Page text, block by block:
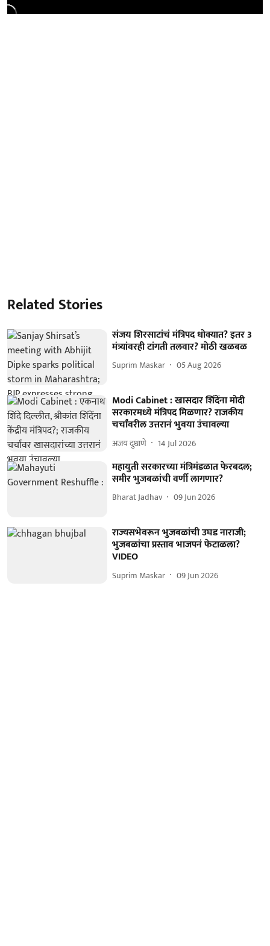
Related Stories
संजय शिरसाटांचं मंत्रिपद धोक्यात? इतर 3
मंत्र्यांवरही टांगती तलवार? मोठी खळबळ
Suprim Maskar 05 Aug 2026
Modi Cabinet : खासदार शिंदेंना मोदी
सरकारमध्ये मंत्रिपद मिळणार? राजकीय
चर्चांवरील उत्तरानं भुवया उंचावल्या
अजय दुधाणे 14 Jul 2026
महायुती सरकारच्या मंत्रिमंडळात फेरबदल;
समीर भुजबळांची वर्णी लागणार?
Bharat Jadhav 09 Jun 2026
राज्यसभेवरून भुजबळांची उघड नाराजी;
भुजबळांचा प्रस्ताव भाजपनं फेटाळला?
VIDEO
Suprim Maskar 09 Jun 2026